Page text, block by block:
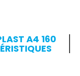
A4 160